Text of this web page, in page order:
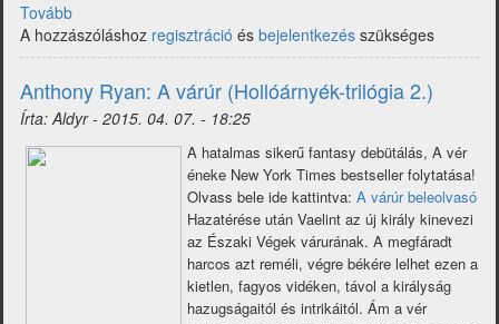
Tovább
hírek
a
fantasy-
piacról
2015.
16.
A hozzászóláshoz regisztráció és bejelentkezés szükséges
Anthony Ryan: A várúr (Hollóárnyék-trilógia 2.)
Írta:Aldyr- 2015. 04. 07. - 18:25
A hatalmas sikerű fantasy debütálás, A vér
éneke New York Times bestseller folytatása!
Olvass bele ide kattintva: A várúr beleolvasó
Hazatérése után Vaelint az új király kinevezi
az Északi Végek várurának. A megfáradt
harcos azt reméli, végre békére lelhet ezen a
kietlen, fagyos vidéken, távol a királyság
hazugságaitól és intrikáitól. Ám a vér